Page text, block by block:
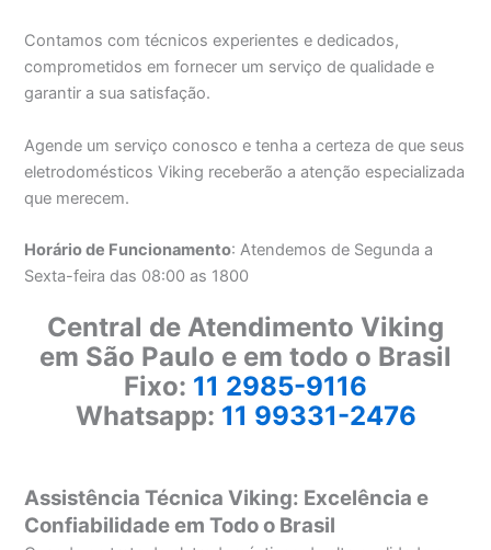
Contamos com técnicos experientes e dedicados,
comprometidos em fornecer um serviço de qualidade e
garantir a sua satisfação.
Agende um serviço conosco e tenha a certeza de que seus
eletrodomésticos Viking receberão a atenção especializada
que merecem.
Horário de Funcionamento: Atendemos de Segunda a
Sexta-feira das 08:00 as 1800
Central de Atendimento Viking
em São Paulo e em todo o Brasil
Fixo: 11 2985-9116
Whatsapp: 11 99331-2476
Assistência Técnica Viking: Excelência e
Confiabilidade em Todo o Brasil